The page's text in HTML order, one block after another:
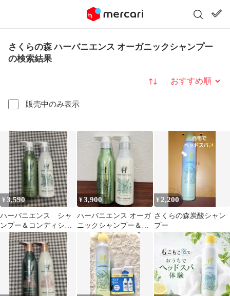
さくらの森 ハーバニエンス オーガニックシャンプー
の検索結果
販売中のみ表示
並び替え
¥3,590
ハーバニエンス シャ
ンプー＆コンディショ
ナー シトラス&ラベン
ダーの香り
¥3,900
ハーバニエンス オーガ
ニックシャンプー＆コ
ンディショナー シトラ
ス＆ラベンダー 300ml
¥ 2,200
さくらの森炭酸シャン
プー